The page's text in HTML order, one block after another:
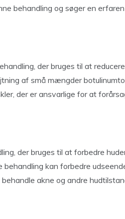
behandling og søger en
der bruges til at
af små mængder
der er ansvarlige for at
der bruges til at forbedre
kan forbedre
akne og andre